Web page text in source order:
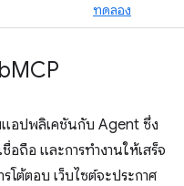
ทดลอง
MCP
แอปพลิเคชันกับ Agent ซึ่ง
อถือ และการทำงานให้เสร็จ
ต้ตอบ เว็บไซต์จะประกาศ